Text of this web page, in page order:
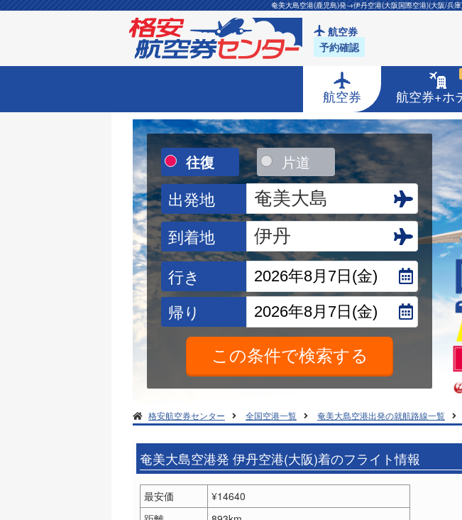
奄美大島空港(鹿児島)発→伊丹空港(大阪国際空港)(大阪/兵
航空券
予約確認
航空券 航空券+ホ
往復 片道
出発地
到着地
行き
帰り
格安航空券センター 全国空港一覧 奄美大島空港出発の就航路線一覧
奄美大島空港発 伊丹空港(大阪)着のフライト情報
最安価
¥14640